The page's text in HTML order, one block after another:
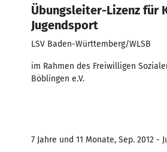
Übungsleiter-Lizenz für
Jugendsport
LSV Baden-Württemberg/WLSB
im Rahmen des Freiwilligen
Böblingen e.V.
7 Jahre und 11 Monate, Sep. 2012 -